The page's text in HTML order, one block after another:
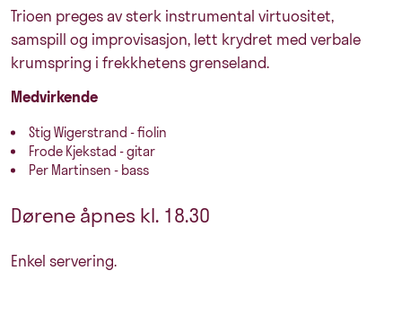
Trioen preges av sterk instrumental virtuositet,
samspill og improvisasjon, lett krydret med verbale
krumspring i frekkhetens grenseland.
Medvirkende
Stig Wigerstrand - fiolin
Frode Kjekstad - gitar
Per Martinsen - bass
Dørene åpnes kl. 18.30
Enkel servering.